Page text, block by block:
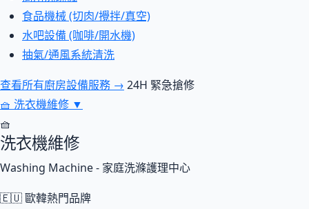
食品機械 (切肉/攪拌/真空)
水吧設備 (咖啡/開水機)
抽氣/通風系統清洗
查看所有廚房設備服務 → 24H 緊急搶修
🧺 洗衣機維修 ▼
🧺
洗衣機維修
Washing Machine - 家庭洗滌護理中心
🇪🇺 歐韓熱門品牌